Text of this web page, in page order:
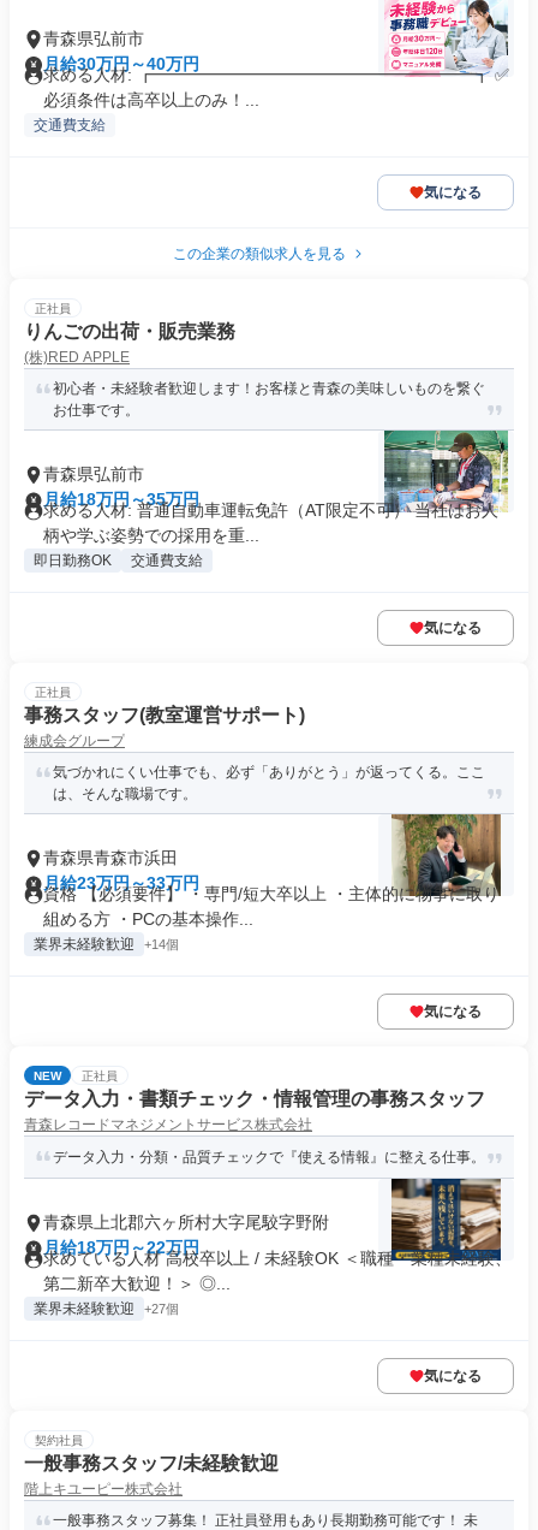
青森県弘前市
月給30万円～40万円
求める人材: ┏━━━━━━━━━━━━━━━━━━━┓ ✅
必須条件は高卒以上のみ！...
交通費支給
気になる
この企業の類似求人を見る
正社員
りんごの出荷・販売業務
(株)RED APPLE
初心者・未経験者歓迎します！お客様と青森の美味しいものを繋ぐ
お仕事です。
青森県弘前市
月給18万円～35万円
求める人材: 普通自動車運転免許（AT限定不可） 当社はお人
柄や学ぶ姿勢での採用を重...
即日勤務OK 交通費支給
気になる
正社員
事務スタッフ(教室運営サポート)
練成会グループ
気づかれにくい仕事でも、必ず「ありがとう」が返ってくる。ここ
は、そんな職場です。
青森県青森市浜田
月給23万円～33万円
資格 【必須要件】 ・専門/短大卒以上 ・主体的に物事に取り
組める方 ・PCの基本操作...
業界未経験歓迎 +14個
気になる
NEW 正社員
データ入力・書類チェック・情報管理の事務スタッフ
青森レコードマネジメントサービス株式会社
データ入力・分類・品質チェックで『使える情報』に整える仕事。
青森県上北郡六ヶ所村大字尾駮字野附
月給18万円～22万円
求めている人材 高校卒以上 / 未経験OK ＜職種・業種未経験、
第二新卒大歓迎！＞ ◎...
業界未経験歓迎 +27個
気になる
契約社員
一般事務スタッフ/未経験歓迎
階上キユーピー株式会社
一般事務スタッフ募集！ 正社員登用もあり長期勤務可能です！ 未